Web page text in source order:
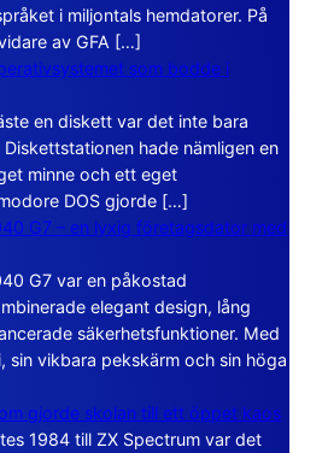
i miljontals hemdatorer. På
av GFA […]
som bodde i
en diskett var det inte bara
hade nämligen en
minne och ett eget
DOS gjorde […]
G7 – en lyxig företagsdator med
G7 var en påkostad
elegant design, lång
säkerhetsfunktioner. Med
sin vikbara pekskärm och sin höga
gjorde skolan till ett öppet kaos
1984 till ZX Spectrum var det